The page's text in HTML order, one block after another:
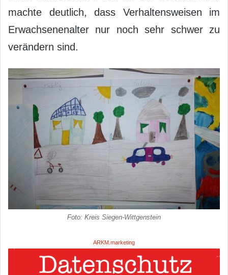
machte deutlich, dass Verhaltensweisen im
Erwachsenenalter nur noch sehr schwer zu
verändern sind.
Foto: Kreis Siegen-Wittgenstein
ARKM.marketing